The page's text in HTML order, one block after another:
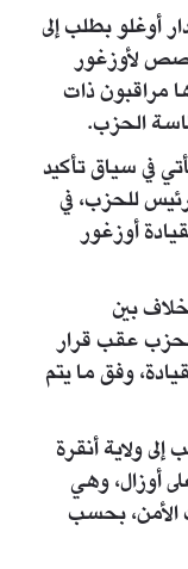
أوغلو بطلب إلى
لأوزغور
مراقبون ذات
الحزب.
في سياق تأكيد
للحزب، في
أوزغور
بين
عقب قرار
وفق ما يتم
ولاية أنقرة
أوزال، وهي
الأمن، بحسب